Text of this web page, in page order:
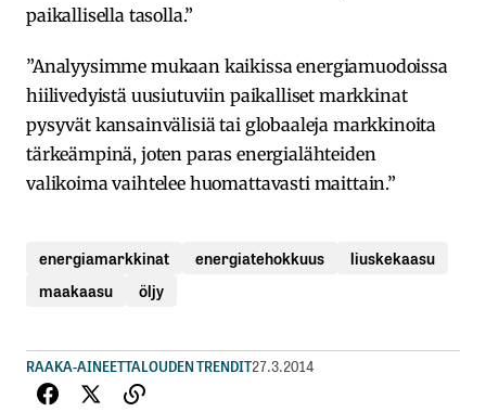
paikallisella tasolla.”
”Analyysimme mukaan kaikissa energiamuodoissa
hiilivedyistä uusiutuviin paikalliset markkinat
pysyvät kansainvälisiä tai globaaleja markkinoita
tärkeämpinä, joten paras energialähteiden
valikoima vaihtelee huomattavasti maittain.”
energiamarkkinat energiatehokkuus
liuskekaasu
maakaasu
öljy
RAAKA-AINEETTALOUDEN TRENDIT27.3.2014